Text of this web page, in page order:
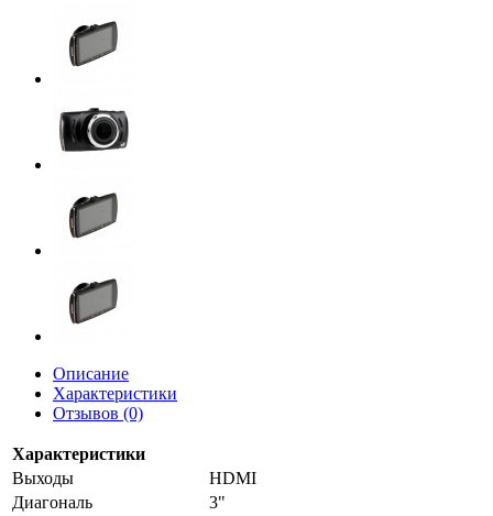
Описание
Характеристики
Отзывов (0)
Характеристики
Выходы
HDMI
Диагональ
3"